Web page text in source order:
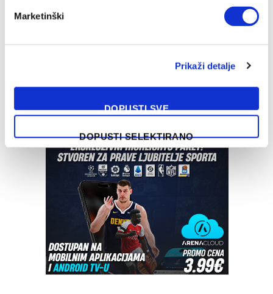
Marketinški
Prikaži detalje
DOPUSTI SVE
DOPUSTI SELEKTIRANO